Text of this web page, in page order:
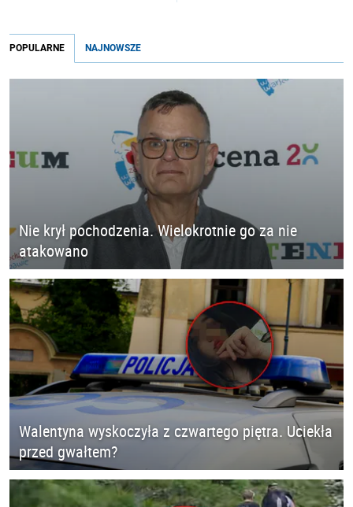
POPULARNE NAJNOWSZE
Nie krył pochodzenia. Wielokrotnie go za nie
atakowano
Walentyna wyskoczyła z czwartego piętra. Uciekła
przed gwałtem?